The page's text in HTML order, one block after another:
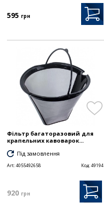
595 грн
Фільтр багаторазовий для
крапельних кавоварок...
Під замовлення
Art:4055492658 Код:49194
920 грн